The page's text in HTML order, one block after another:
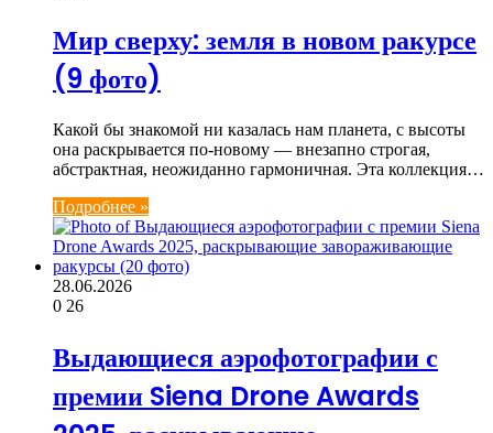
Мир сверху: земля в новом ракурсе
(9 фото)
Какой бы знакомой ни казалась нам планета, с высоты
она раскрывается по-новому — внезапно строгая,
абстрактная, неожиданно гармоничная. Эта коллекция…
Подробнее »
28.06.2026
0 26
Выдающиеся аэрофотографии с
премии Siena Drone Awards